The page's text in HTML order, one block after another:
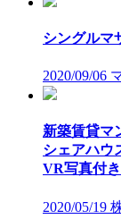
シングルマ
2020/09/06
新築賃貸マ
シェアハウ
VR写真付き
2020/05/19